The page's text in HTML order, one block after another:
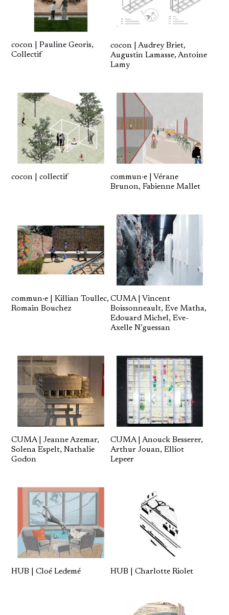
cocon | Pauline Georis,
Collectif
cocon | Audrey Briet,
Augustin Lamasse, Antoine
Lamy
cocon | collectif
commun·e | Vérane
Brunon, Fabienne Mallet
commun·e | Killian Toullec,
Romain Bouchez
CUMA | Vincent
Boissonneault, Eve Matha,
Edouard Michel, Eve-
Axelle N’guessan
CUMA | Jeanne Azemar,
Solena Espelt, Nathalie
Godon
CUMA | Anouck Besserer,
Arthur Jouan, Elliot
Lepeer
HUB | Cloé Ledemé HUB | Charlotte Riolet